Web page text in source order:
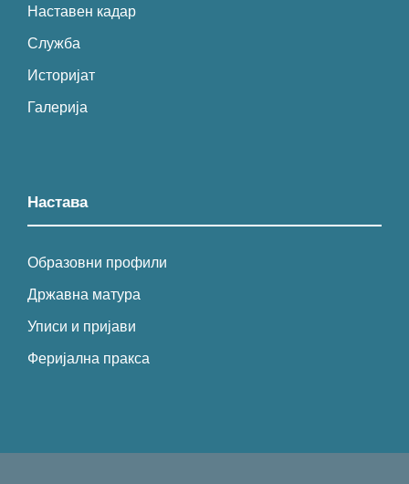
Наставен кадар
Служба
Историјат
Галерија
Настава
Образовни профили
Државна матура
Уписи и пријави
Феријална пракса